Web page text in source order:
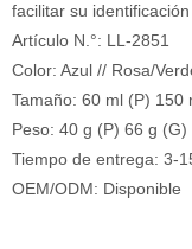
facilitar su identificación
Artículo N.°: LL-2851
Color: Azul // Rosa/
Tamaño: 60 ml (P) 150
Peso: 40 g (P) 66 g (G)
Tiempo de entrega: 3-
OEM/ODM: Disponible